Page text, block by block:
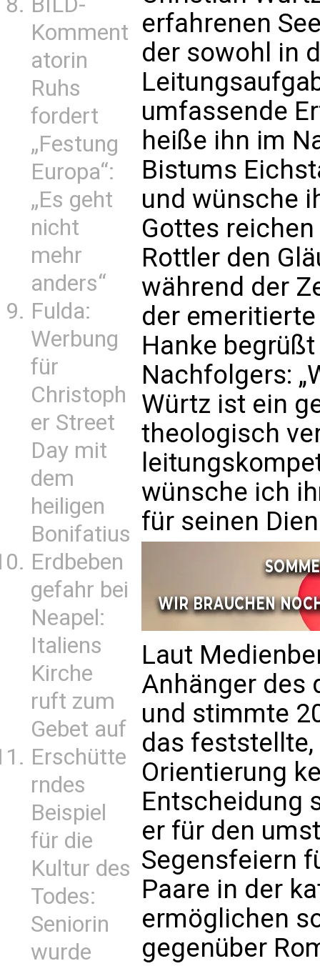
Komment
atorin
Ruhs
fordert
„Festung
Europa“:
„Es geht
nicht
mehr
anders“
Fulda:
Werbung
für
Christoph
er Street
Day mit
dem
heiligen
Bonifatius
Erdbeben
gefahr bei
Neapel:
Italiens
Kirche
ruft zum
Gebet auf
Erschütte
rndes
Beispiel
für die
Kultur des
Todes:
Seniorin
wurde
erfahrenen
der sowohl in
umfassende
heiße ihn im
Bistums
und wünsche
Gottes
Rottler den
während der
der
Hanke
Nachfolgers:
Würtz ist ein
theologisch
wünsche ich
für seinen
Laut
Anhänger des
und stimmte
das
Orientierung
Entscheidung
er für den
Segensfeiern
Paare in der
ermöglichen
gegenüber